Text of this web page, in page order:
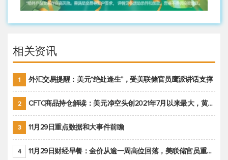
相关资讯
1 外汇交易提醒：美元“绝处逢生”，受美联储官员鹰派讲话支撑
2 CFTC商品持仓解读：美元净空头创2021年7月以来最大，黄金期货投机性净多头头寸减少
3 11月29日重点数据和大事件前瞻
4 11月29日财经早餐：金价从逾一周高位回落，美联储官员重申鹰派立场推动美元回升